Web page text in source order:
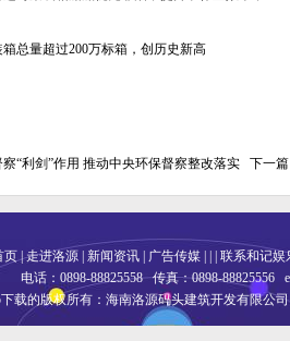
总量超过200万标箱，创历史新高
“利剑”作用 推动中央环保督察整改落实下一篇
页|走进洛源| 新闻资讯| 广告传媒| | | 联系和记娱
电话：0898-88825558 传真：0898-88825556
载的版权所有：海南洛源码头建筑开发有限公司